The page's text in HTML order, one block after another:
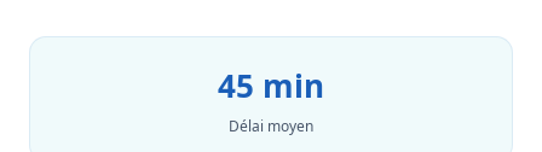
45 min
Délai moyen